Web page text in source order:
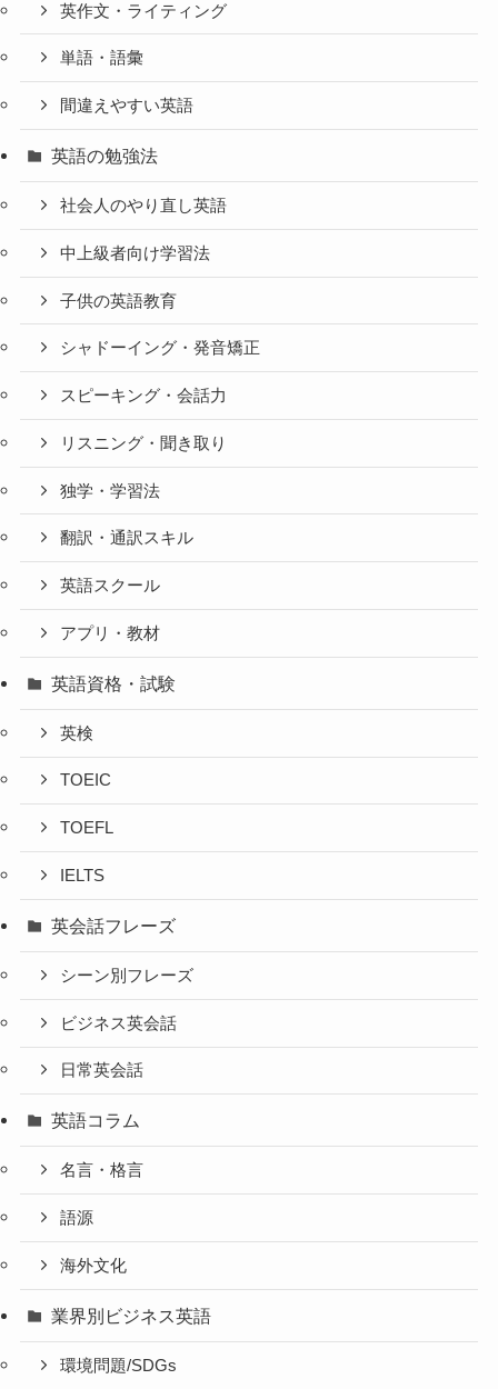
英作文・ライティング
単語・語彙
間違えやすい英語
英語の勉強法
社会人のやり直し英語
中上級者向け学習法
子供の英語教育
シャドーイング・発音矯正
スピーキング・会話力
リスニング・聞き取り
独学・学習法
翻訳・通訳スキル
英語スクール
アプリ・教材
英語資格・試験
英検
TOEIC
TOEFL
IELTS
英会話フレーズ
シーン別フレーズ
ビジネス英会話
日常英会話
英語コラム
名言・格言
語源
海外文化
業界別ビジネス英語
環境問題/SDGs